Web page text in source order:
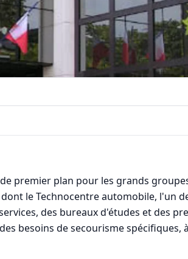
premier plan pour les grands
le Technocentre automobile, l'un
des bureaux d'études et des
besoins de secourisme spécifiques,